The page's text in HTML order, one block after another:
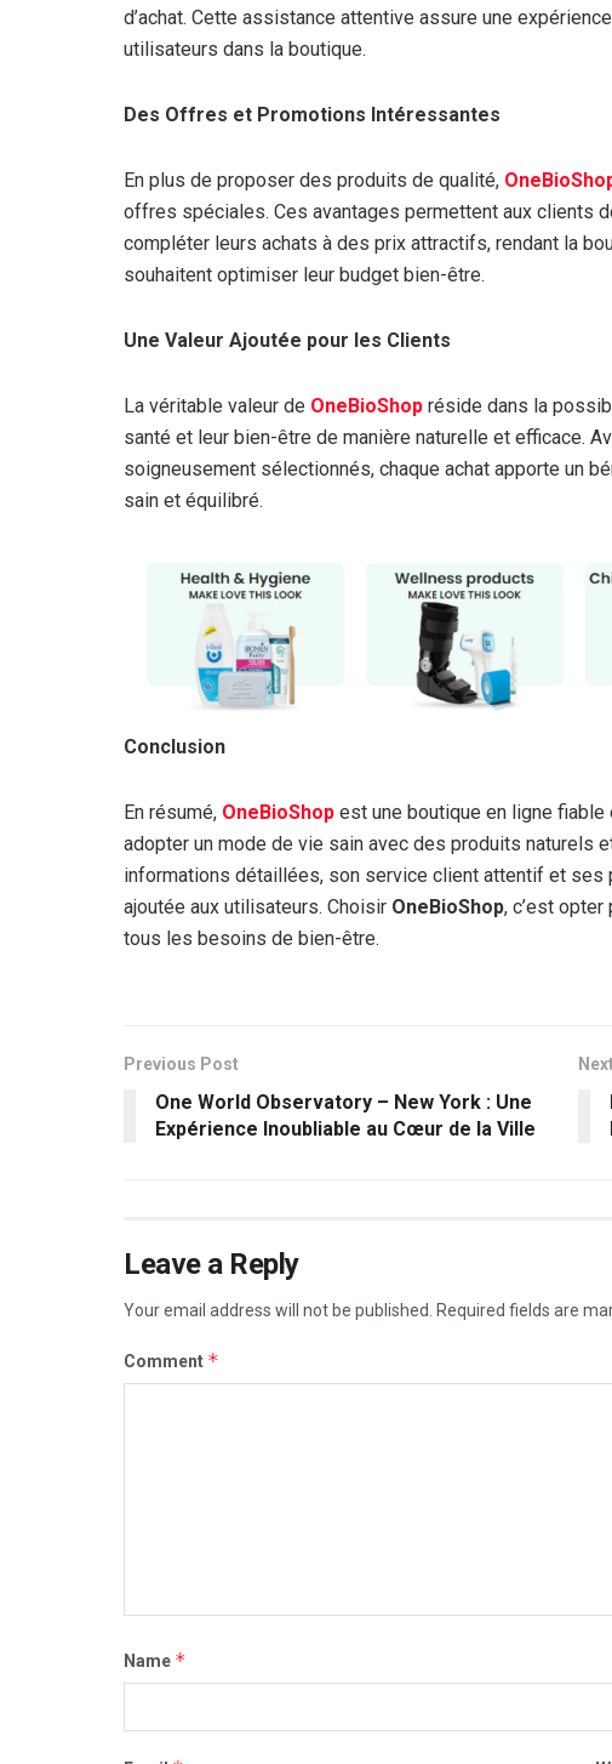
d’achat. Cette assistance attentive assure une
utilisateurs dans la boutique.
Des Offres et Promotions Intéressantes
En plus de proposer des produits de qualité,
offres spéciales. Ces avantages permettent aux clients
compléter leurs achats à des prix attractifs, rendant la
souhaitent optimiser leur budget bien-être.
Une Valeur Ajoutée pour les Clients
La véritable valeur de OneBioShop réside dans la
santé et leur bien-être de manière naturelle et efficace.
soigneusement sélectionnés, chaque achat apporte un
sain et équilibré.
Conclusion
En résumé, OneBioShop est une boutique en ligne
adopter un mode de vie sain avec des produits naturels
informations détaillées, son service client attentif et
ajoutée aux utilisateurs. Choisir OneBioShop, c’est
tous les besoins de bien-être.
Previous Post
One World Observatory – New York : Une
Expérience Inoubliable au Cœur de la Ville
Leave a Reply
Your email address will not be published. Required fields are
Comment *
Name *